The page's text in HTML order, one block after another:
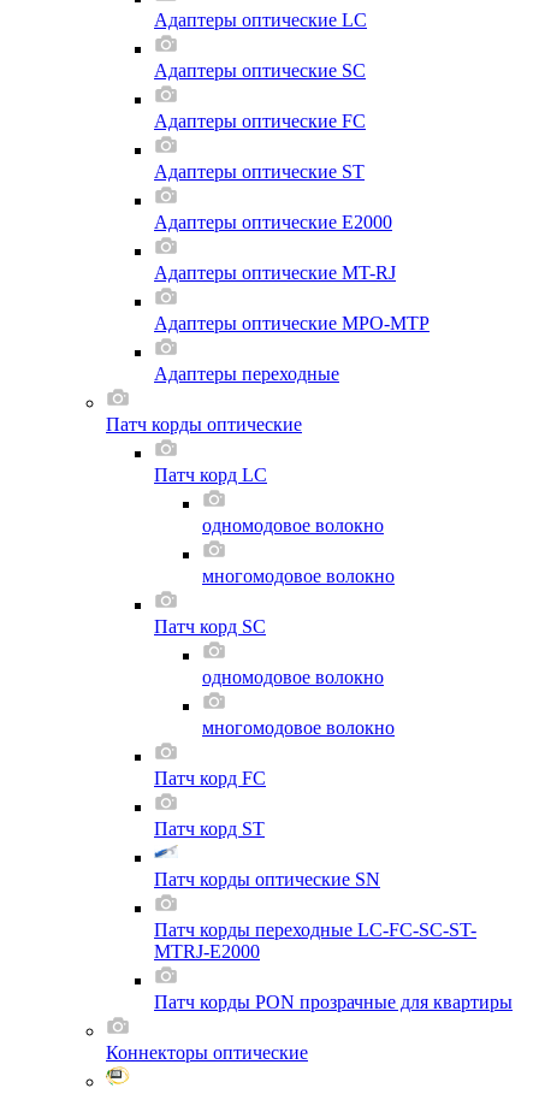
Адаптеры оптические LC
Адаптеры оптические SC
Адаптеры оптические FC
Адаптеры оптические ST
Адаптеры оптические E2000
Адаптеры оптические MT-RJ
Адаптеры оптические MPO-MTP
Адаптеры переходные
Патч корды оптические
Патч корд LC
одномодовое волокно
многомодовое волокно
Патч корд SC
одномодовое волокно
многомодовое волокно
Патч корд FC
Патч корд ST
Патч корды оптические SN
Патч корды переходные LC-FC-SC-ST-
MTRJ-E2000
Патч корды PON прозрачные для квартиры
Коннекторы оптические